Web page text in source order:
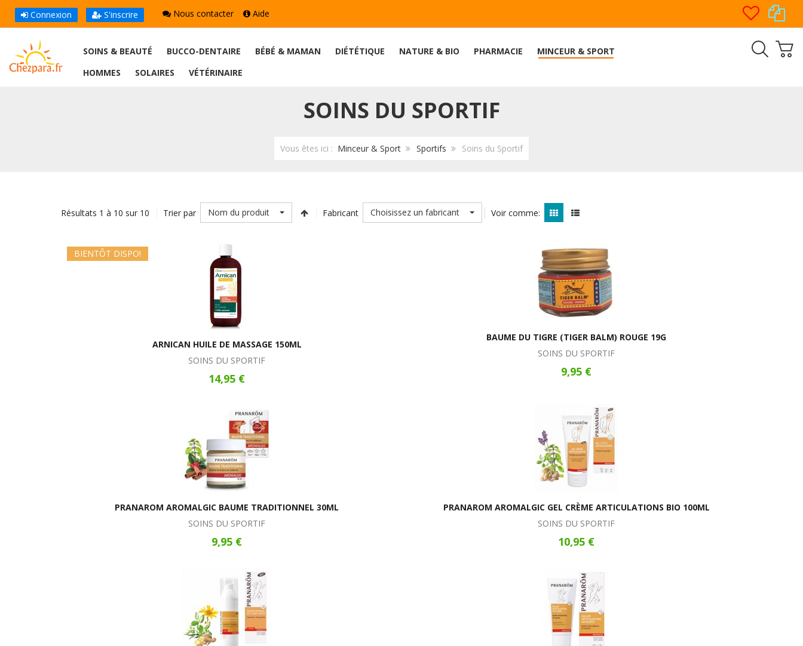
Connexion S'inscrire Nous contacter Aide
SOINS & BEAUTÉ BUCCO-DENTAIRE BÉBÉ & MAMAN DIÉTÉTIQUE NATURE & BIO PHARMACIE
MINCEUR & SPORT
HOMMES
SOLAIRES VÉTÉRINAIRE
SOINS DU SPORTIF
Vous êtes ici : Minceur & Sport Sportifs Soins du Sportif
Résultats 1 à 10 sur 10 Trier par Nom du produit Fabricant Choisissez un fabricant Voir comme:
BIENTÔT DISPO!
ARNICAN HUILE DE MASSAGE 150ML
SOINS DU SPORTIF
14,95 €
BAUME DU TIGRE (TIGER BALM) ROUGE 19G
SOINS DU SPORTIF
9,95 €
PRANAROM AROMALGIC BAUME TRADITIONNEL 30ML
SOINS DU SPORTIF
9,95 €
PRANAROM AROMALGIC GEL CRÈME ARTICULATIONS BIO 100ML
SOINS DU SPORTIF
10,95 €